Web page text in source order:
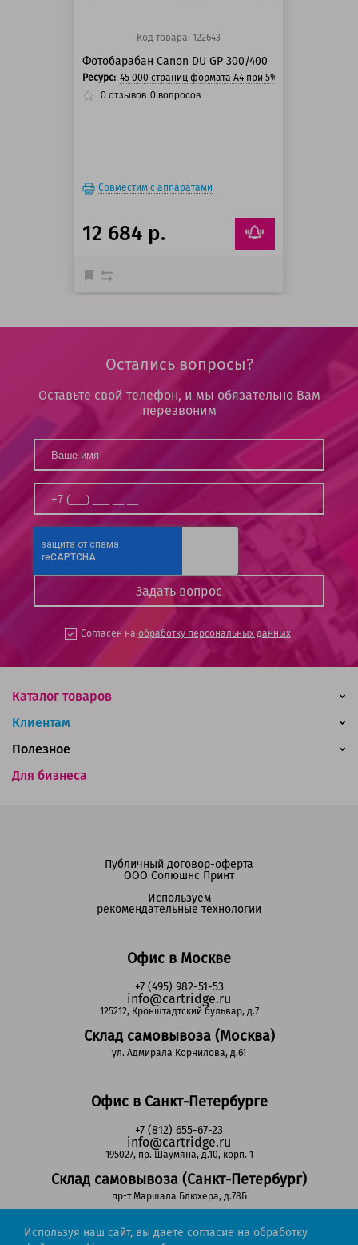
Код товара: 122643
Фотобарабан Canon DU GP 300/400
Ресурс: 45 000 страниц формата А4 при 5% заполнении
0 отзывов 0 вопросов
Совместим с аппаратами
12 684 р.
Остались вопросы?
Оставьте свой телефон, и мы обязательно Вам
перезвоним
Согласен на обработку персональных данных
Каталог товаров
Клиентам
Для бизнеса
Полезное
Офис в Москве
+7 (495) 982-51-53
info@cartridge.ru
125212, Кронштадтский бульвар, д.7
Склад самовывоза (Москва)
ул. Адмирала Корнилова, д.61
Офис в Санкт-Петербурге
+7 (812) 655-67-23
info@cartridge.ru
195027, пр. Шаумяна, д.10, корп. 1
Склад самовывоза (Санкт-Петербург)
пр-т Маршала Блюхера, д.78Б
Публичный договор-оферта
ООО Солюшнс Принт
Используем
рекомендательные технологии
Используя наш сайт, вы даете согласие на обработку